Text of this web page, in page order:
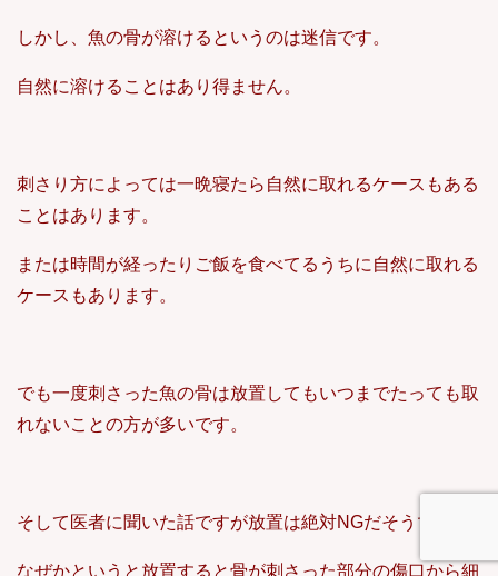
しかし、魚の骨が溶けるというのは迷信です。
自然に溶けることはあり得ません。
刺さり方によっては一晩寝たら自然に取れるケースもある
ことはあります。
または時間が経ったりご飯を食べてるうちに自然に取れる
ケースもあります。
でも一度刺さった魚の骨は放置してもいつまでたっても取
れないことの方が多いです。
そして医者に聞いた話ですが放置は絶対NGだそうです。
なぜかというと放置すると骨が刺さった部分の傷口から細